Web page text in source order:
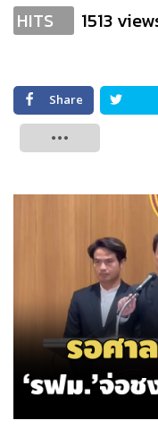
HITS 1513
Share